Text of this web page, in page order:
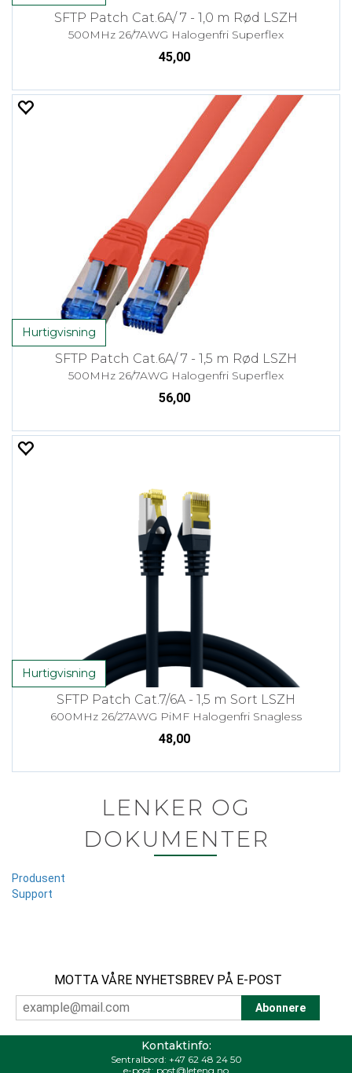
SFTP Patch Cat.6A/ 7 - 1,0 m Rød LSZH
500MHz 26/7AWG Halogenfri Superflex
45,00
Hurtigvisning
SFTP Patch Cat.6A/ 7 - 1,5 m Rød LSZH
500MHz 26/7AWG Halogenfri Superflex
56,00
Hurtigvisning
SFTP Patch Cat.7/6A - 1,5 m Sort LSZH
600MHz 26/27AWG PiMF Halogenfri Snagless
48,00
LENKER OG
DOKUMENTER
Produsent
Support
MOTTA VÅRE NYHETSBREV PÅ E-POST
Kontaktinfo:
Sentralbord: +47 62 48 24 50
e-post: post@leteng.no